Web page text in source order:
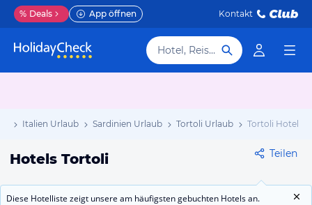
% Deals App öffnen Kontakt
Hotel, Reiseziel
Italien Urlaub Sardinien Urlaub Tortoli Urlaub Tortoli Hotels
Hotels Tortoli Teilen
Diese Hotelliste zeigt unsere am häufigsten gebuchten Hotels an.